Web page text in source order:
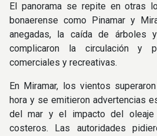
El panorama se repite en otras
bonaerense como Pinamar y
anegadas, la caída de árboles
complicaron la circulación y
comerciales y recreativas.
En Miramar, los vientos
hora y se emitieron advertencias
del mar y el impacto del
costeros. Las autoridades